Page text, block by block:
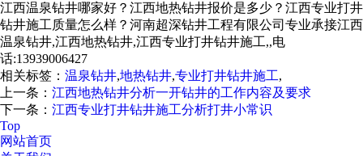
江西温泉钻井哪家好？江西地热钻井报价是多少？江西专业打井
钻井施工质量怎么样？河南超深钻井工程有限公司专业承接江西
温泉钻井,江西地热钻井,江西专业打井钻井施工,,电
话:13939006427
相关标签： 温泉钻井,地热钻井,专业打井钻井施工,
上一条： 江西地热钻井分析一开钻井的工作内容及要求
下一条： 江西专业打井钻井施工分析打井小常识
Top
网站首页